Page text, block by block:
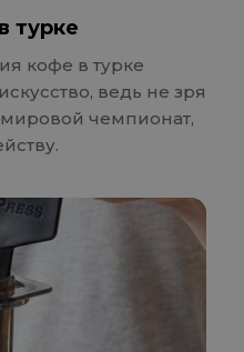
турке
кофе в турке
ведь не зря
чемпионат,